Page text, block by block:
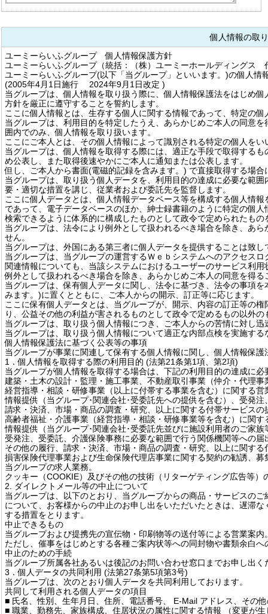
個人情報の取
ユーミーらいふグループ 個人情報保護方針
ユーミーらいふグループ（統括：（株）ユーミーホールディング
ユーミーらいふグループ(以下「当グループ」といいます。)の個人情
(2005年4月1日施行 2024年9月1日改定 )
当グループは、個人情報を取り扱う際に、個人情報保護法をはじめ
方針を厳正に遵守することを誓約します。
ここに個人情報とは、生存する個人に関する情報であって、特定の
当グループは、利用目的を特定したうえ、あらかじめご本人の同意
囲内でのみ、個人情報を取り扱います。
ここにご本人とは、その個人情報によって識別される特定の個人を
当グループは、個人情報を取得する際には、適正な手段で取得する
め公表し、また取得後速やかにご本人に通知または公表します。
但し、ご本人から書面(電磁的記録を含みます。) で直接取得する場
当グループは、取り扱う個人データを、利用目的の達成に必要な範
要・適切な措置を講じ、従業者および委託先を監督します。
ここに個人データとは、個人情報データベース等を構成する個人情
であって、電子データベースのほか、紳士録書籍のように特定の個人
検索できるように体系的に構成したものとして政令で定められたも
当グループは、法令により例外として扱われるべき場合を除き、あ
せん。
当グループは、外国にある第三者に個人データを提供することは致し
当グループは、当グループの運営するＷｅｂシステムへのアクセス
関連情報についても、当該システムにおけるユーザーのサービス利
例外として扱われるべき場合を除き、あらかじめご本人の同意を得
当グループは、保有個人データに関し、法令に基づき、法令の事項
みます。)に置くとともに、ご本人からの開示、訂正等に応じます。
ここに保有個人データとは、当グループが、開示、内容の訂正等の
り、公益その他の利益が害されるものとして政令で定めるもの以外の
当グループは、取り扱う個人情報につき、ご本人からの苦情に対し
当グループは、取り扱う個人情報について適正な内部点検を実施す
個人情報保護法に基づく公表等の事項
当グループが事業に関連して保有する個人情報に関し、個人情報保
1．個人情報を取得する際の利用目的 (法第21条第1項、第2項)
当グループが個人情報を取得する場合は、下記の利用目的の達成に
建築・土木の設計・監理・施工事業、不動産取引事業（仲介・代理
経営指導・相談・研修事業（以上に付帯する事業を含む）に関する
情報提供（当グループ･関連会社･受委託先への提供を含む）、受発
請求・決済、市場・商品の調査・研究、以上に関する付帯サービスの
高齢者福祉・介護事業（経営指導・相談・研修事業等を含む）に関
情報提供（当グループ･関連会社･受委託先並びに施設利用者のご家
受発注、受委託、介護保険事務に必要な範囲で行う関係機関等への
その他の履行、請求・決済、市場・商品の調査・研究、以上に関す
損害保険代理事業および生命保険代理店事業に関する契約の勧誘、募
当グループの求人業務。
クッキー（COOKIE）及びその他の技術（リターゲティング広告等）
2. ダイレクトメール等の中止について
当グループは、以下のとおり、当グループからの商品・サービスの
について、お客様からの中止のお申し出をいただいたときは、遅滞
する措置をとります。
中止できるもの
当グループおよび提携先の宣伝物・印刷物等の送付等による営業案内
ただし、催事をはじめとする各種ご案内状等への同封物や書類余白
中止のための手続
当グループ所属各社あるいは後記のお問い合わせ窓口までお申し出く
3．個人データの共同利用 (法第27条第5項第3号)
当グループは、次のとおり個人データを共同利用しております。
共同して利用される個人データの項目
■ 氏名、性別、生年月日、住所、電話番号、 E-Mail アドレス、その
■ 職業、勤務先、家族構成、住居状況の属性に関する情報 （変更が